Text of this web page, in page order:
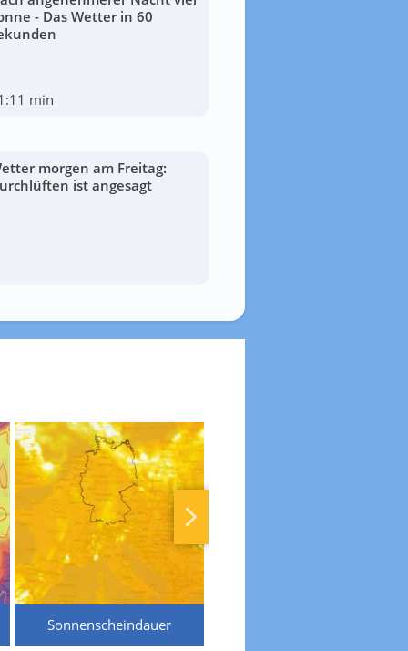
- Das Wetter in 60
min
morgen am Freitag:
ist angesagt
Sonnenscheindauer